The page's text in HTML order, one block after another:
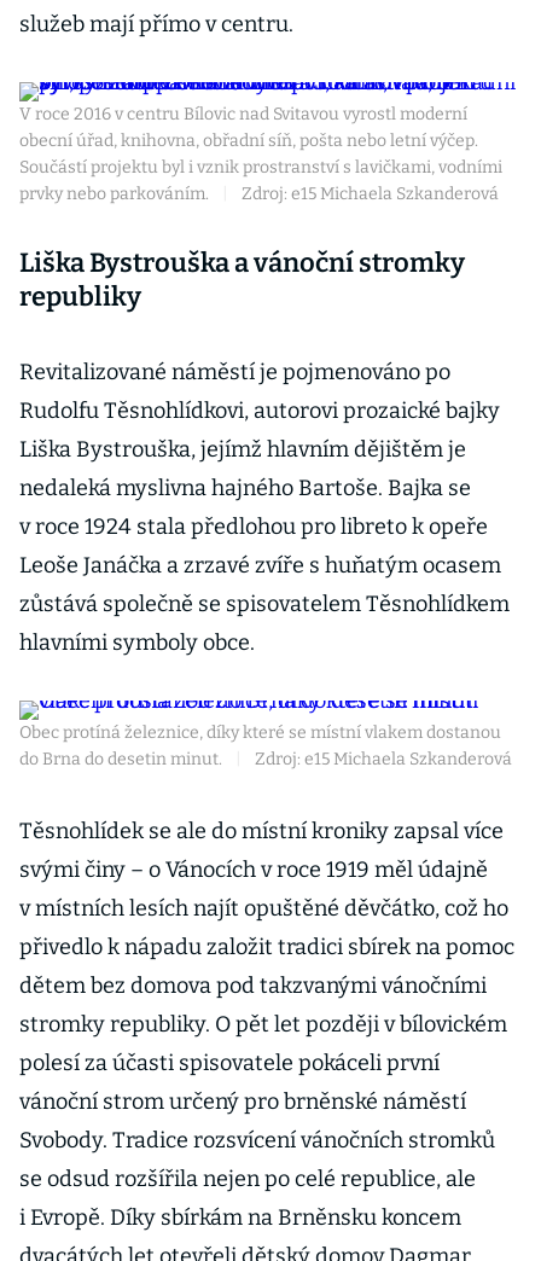
služeb mají přímo v centru.
V roce 2016 v centru Bílovic nad Svitavou vyrostl moderní
obecní úřad, knihovna, obřadní síň, pošta nebo letní výčep.
Součástí projektu byl i vznik prostranství s lavičkami, vodními
prvky nebo parkováním.
Zdroj: e15 Michaela Szkanderová
Liška Bystrouška a vánoční stromky
republiky
Revitalizované náměstí je pojmenováno po
Rudolfu Těsnohlídkovi, autorovi prozaické bajky
Liška Bystrouška, jejímž hlavním dějištěm je
nedaleká myslivna hajného Bartoše. Bajka se
v roce 1924 stala předlohou pro libreto k opeře
Leoše Janáčka a zrzavé zvíře s huňatým ocasem
zůstává společně se spisovatelem Těsnohlídkem
hlavními symboly obce.
Obec protíná železnice, díky které se místní vlakem dostanou
do Brna do desetin minut.
Zdroj: e15 Michaela Szkanderová
Těsnohlídek se ale do místní kroniky zapsal více
svými činy – o Vánocích v roce 1919 měl údajně
v místních lesích najít opuštěné děvčátko, což ho
přivedlo k nápadu založit tradici sbírek na pomoc
dětem bez domova pod takzvanými vánočními
stromky republiky. O pět let později v bílovickém
polesí za účasti spisovatele pokáceli první
vánoční strom určený pro brněnské náměstí
Svobody. Tradice rozsvícení vánočních stromků
se odsud rozšířila nejen po celé republice, ale
i Evropě. Díky sbírkám na Brněnsku koncem